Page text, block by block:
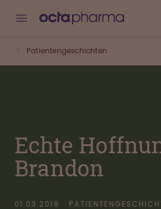
Patientengeschichten
Echte
Brandon
01.03.2019